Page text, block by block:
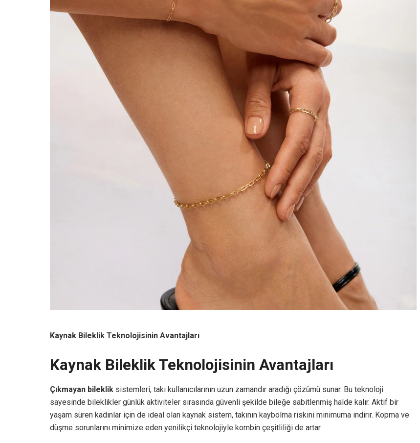
Kaynak Bileklik Teknolojisinin Avantajları
Kaynak Bileklik Teknolojisinin Avantajları
Çıkmayan bileklik sistemleri, takı kullanıcılarının uzun zamandır aradığı çözümü sunar. Bu teknoloji
sayesinde bileklikler günlük aktiviteler sırasında güvenli şekilde bileğe sabitlenmiş halde kalır. Aktif bir
yaşam süren kadınlar için de ideal olan kaynak sistem, takının kaybolma riskini minimuma indirir. Kopma ve
düşme sorunlarını minimize eden yenilikçi teknolojiyle kombin çeşitliliği de artar.